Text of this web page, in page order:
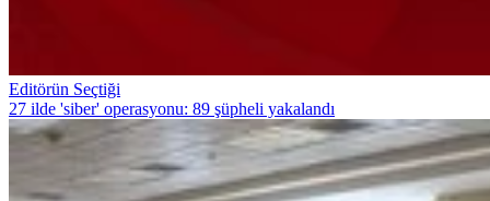
Editörün Seçtiği
27 ilde 'siber' operasyonu: 89 şüpheli yakalandı